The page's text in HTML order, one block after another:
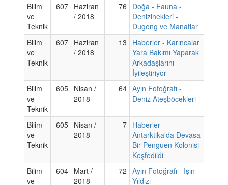
Bilim
ve
Teknik
607 Haziran
/ 2018
76
Doğa - Fauna -
Denizinekleri -
Dugong ve Manatlar
Bilim
ve
Teknik
607 Haziran
/ 2018
13
Haberler - Karıncalar
Yara Bakımı Yaparak
Arkadaşlarını
İyileştiriyor
Bilim
ve
Teknik
605 Nisan /
2018
64 Ayın Fotoğrafı -
Deniz Ateşböcekleri
Bilim
ve
Teknik
605 Nisan /
2018
7 Haberler -
Antarktika'da Devasa
Bir Penguen Kolonisi
Keşfedildi
Bilim
ve
604 Mart /
2018
72 Ayın Fotoğrafı - Işın
Yıldızı